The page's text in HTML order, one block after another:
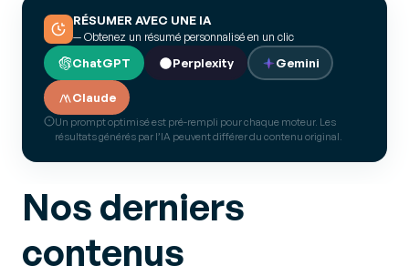
RÉSUMER AVEC UNE IA
— Obtenez un résumé personnalisé en un clic
ChatGPT Perplexity Gemini
Claude
Un prompt optimisé est pré-rempli pour chaque moteur. Les
résultats générés par l’IA peuvent différer du contenu original.
Nos derniers
contenus